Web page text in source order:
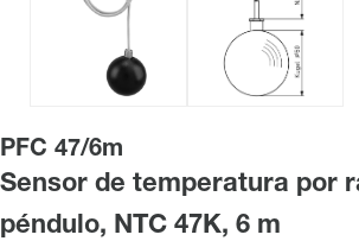
PFC 47/6m
Sensor de temperatura por
péndulo, NTC 47K, 6 m